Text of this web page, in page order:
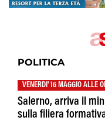
POLITICA
VENERDI' 16 MAGGIO ALLE
Salerno, arriva il
sulla filiera